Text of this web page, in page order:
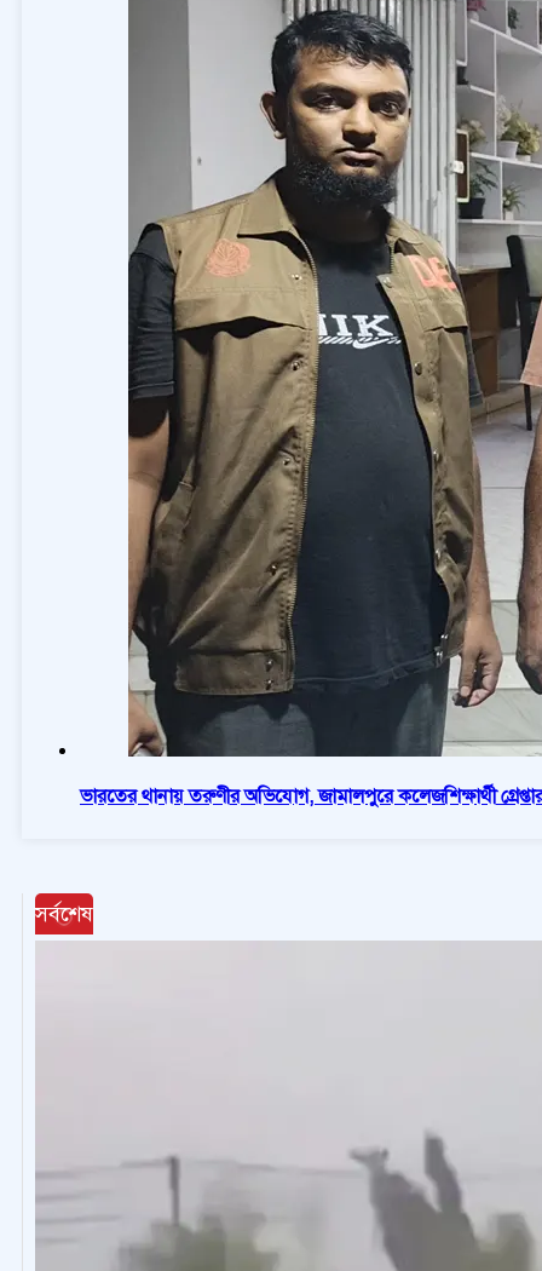
ভারতের থানায় তরুণীর অভিযোগ, জামালপুরে কলেজশিক্ষার্থী
সর্বশেষ